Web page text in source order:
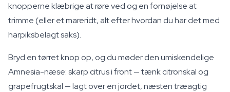
knopperne klæbrige at røre ved og en fornøjelse at
trimme (eller et mareridt, alt efter hvordan du har det med
harpiksbelagt saks).
Bryd en tørret knop op, og du møder den umiskendelige
Amnesia-næse: skarp citrus i front — tænk citronskal og
grapefrugtskal — lagt over en jordet, næsten træagtig